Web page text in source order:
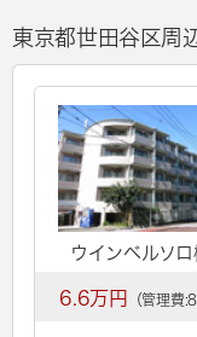
東京都世田谷区周
ウインベルソ
6.6万円 （管理費